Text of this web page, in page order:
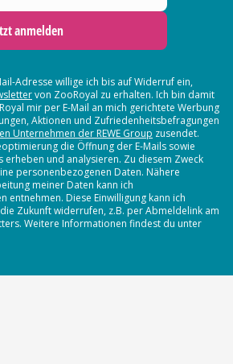
anmelden
Adresse willige ich bis auf Widerruf ein,
von ZooRoyal zu erhalten. Ich bin damit
mir per E-Mail an mich gerichtete Werbung
Aktionen und Zufriedenheitsbefragungen
Unternehmen der REWE Group zusendet.
die Öffnung der E-Mails sowie
erheben und analysieren. Zu diesem Zweck
personenbezogenen Daten. Nähere
meiner Daten kann ich
entnehmen. Diese Einwilligung kann ich
Zukunft widerrufen, z.B. per Abmeldelink am
Weitere Informationen findest du unter